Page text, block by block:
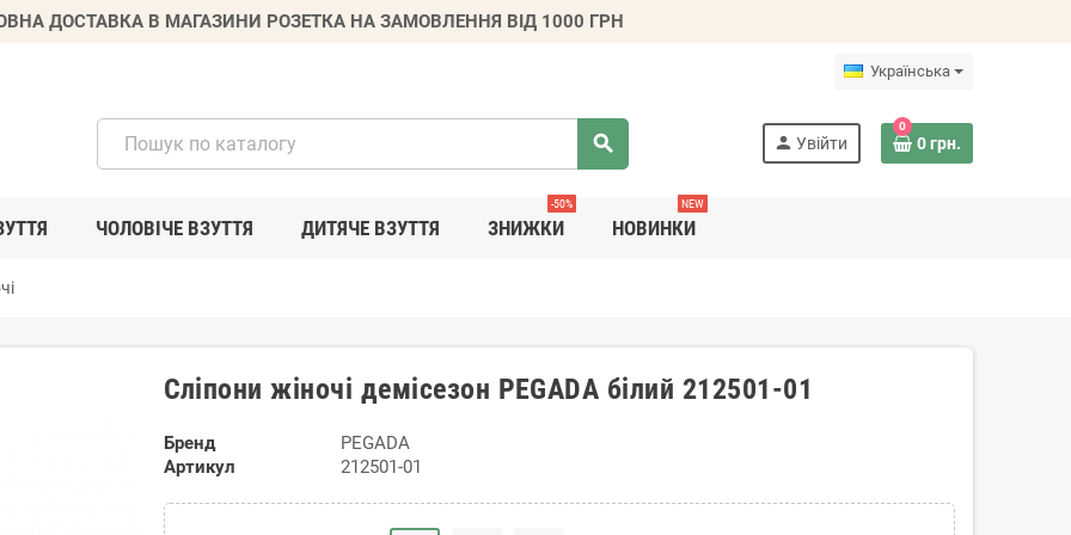
ДОСТАВКА В МАГАЗИНИ РОЗЕТКА НА ЗАМОВЛЕННЯ ВІД 1000 ГРН
Українська
search person Увійти
0
0 грн.
ЧОЛОВІЧЕ ВЗУТТЯ ДИТЯЧЕ ВЗУТТЯ ЗНИЖКИ
-50%
НОВИНКИ
NEW
Сліпони жіночі демісезон PEGADA білий 212501-01
Бренд
PEGADA
Артикул
212501-01